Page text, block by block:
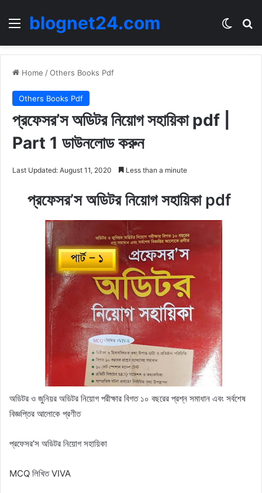
Menublognet24.com
Home /Others Books Pdf
Others Books Pdf
প্রফেসর’স অডিটর নিয়োগ সহায়িকা pdf |
Part 1 ডাউনলোড করুন
Last Updated: August 11, 2020 Less than a minute
প্রফেসর’স অডিটর নিয়োগ সহায়িকা pdf
অডিটর ও জুনিয়র অডিটর নিয়ােগ পরীক্ষার বিগত ১০ বছরের প্রশ্ন সমাধান এবং সর্বশেষ
বিজ্ঞপ্তির আলােকে প্রণীত
প্রফেসর’স অডিটর নিয়ােগ সহায়িকা
MCQ লিখিত VIVA